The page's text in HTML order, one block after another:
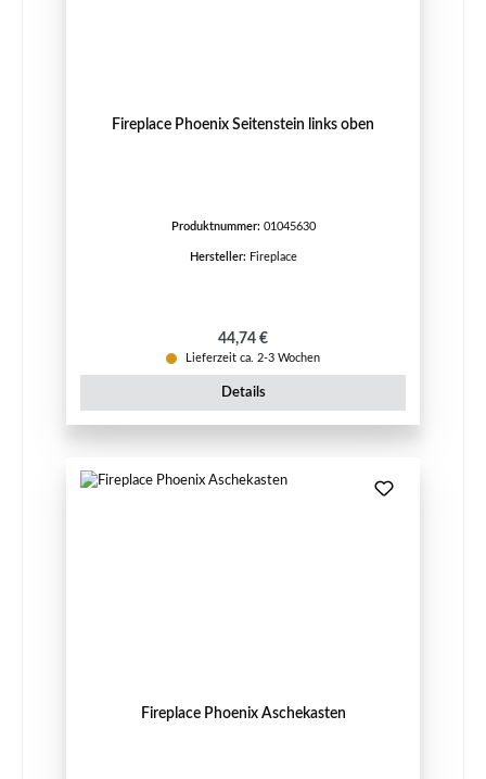
Fireplace Phoenix Seitenstein links oben
Produktnummer: 01045630
Hersteller: Fireplace
Regulärer Preis:
44,74 €
Lieferzeit ca. 2-3 Wochen
Details
Fireplace Phoenix Aschekasten